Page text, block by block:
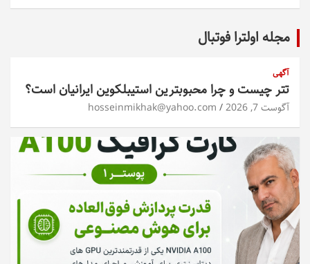
مجله اولترا فوتبال
آگهی
تتر چیست و چرا محبوبترین استیبلکوین ایرانیان است؟
آگوست 7, 2026 hosseinmikhak@yahoo.com